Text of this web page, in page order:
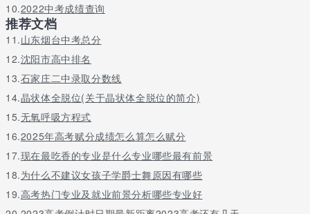
10.2022中考成绩查询
推荐文档
11.山东烟台中考总分
12.沈阳市高中排名
13.石家庄二中录取分数线
14.晶状体全脱位(关于晶状体全脱位的简介)
15.无氧呼吸方程式
16.2025年高考赋分成绩怎么算怎么赋分
17.现在最吃香的专业是什么专业哪些最有前景
18.为什么不建议女孩子学爵士舞原因有哪些
19.高考热门专业及就业前景分析哪些专业好